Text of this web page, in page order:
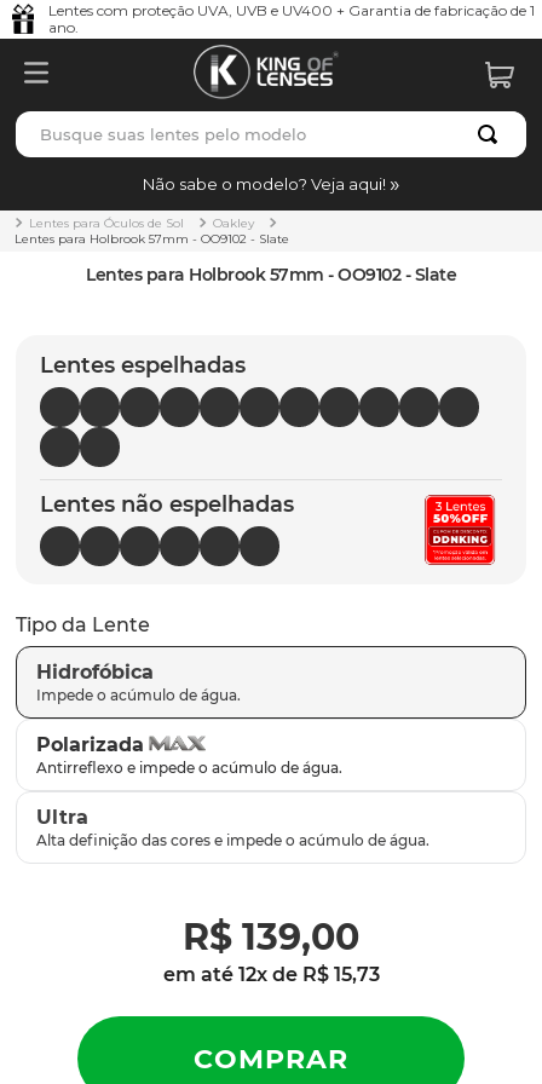
Lentes com proteção UVA, UVB e UV400 + Garantia de fabricação de 1
ano.
Busque suas lentes pelo modelo
Não sabe o modelo? Veja aqui!
Lentes para Óculos de Sol
Oakley
Lentes para Holbrook 57mm - OO9102 - Slate
Lentes para Holbrook 57mm - OO9102 - Slate
Lentes espelhadas
Lentes não espelhadas
Tipo da Lente
Hidrofóbica
Polarizada
Ultra
R$ 139,00
em até 12x de R$ 15,73
TERMOS MAIS BUSCADOS
1º borrachas
holbrook
5º chaves
6º t-shock
7º latch
8º gasket
9º parafusos